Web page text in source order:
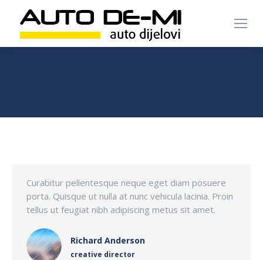
Curabitur pellentesque neque eget diam posuere
porta. Quisque ut nulla at nunc vehicula lacinia. Proin
tellus ut feugiat nibh adipiscing metus sit amet.
Richard Anderson
creative director